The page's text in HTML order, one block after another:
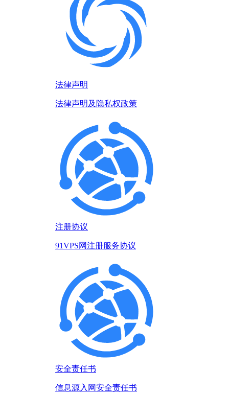
法律声明
法律声明及隐私权政策
注册协议
91VPS网注册服务协议
安全责任书
信息源入网安全责任书